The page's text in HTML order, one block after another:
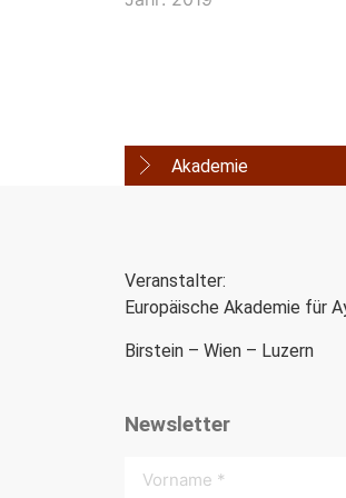
Akademie
Veranstalter:
Europäische Akademie für
Birstein – Wien – Luzern
Newsletter